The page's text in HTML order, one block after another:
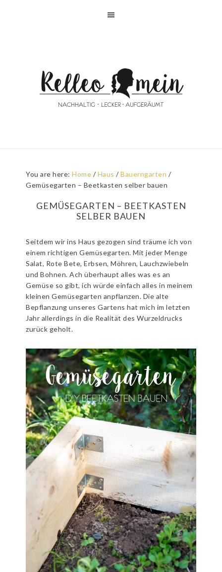
You are here:Home / Haus / Bauerngarten /
Gemüsegarten – Beetkasten selber bauen
GEMÜSEGARTEN – BEETKASTEN
SELBER BAUEN
Seitdem wir ins Haus gezogen sind träume ich von
einem richtigen Gemüsegarten. Mit jeder Menge
Salat, Rote Bete, Erbsen, Möhren, Lauchzwiebeln
und Bohnen. Ach überhaupt alles was es an
Gemüse so gibt, ich würde einfach alles in meinem
kleinen Gemüsegarten anpflanzen. Die alte
Bepflanzung unseres Gartens hat mich im letzten
Jahr allerdings in die Realität des Wurzeldrucks
zurück geholt.